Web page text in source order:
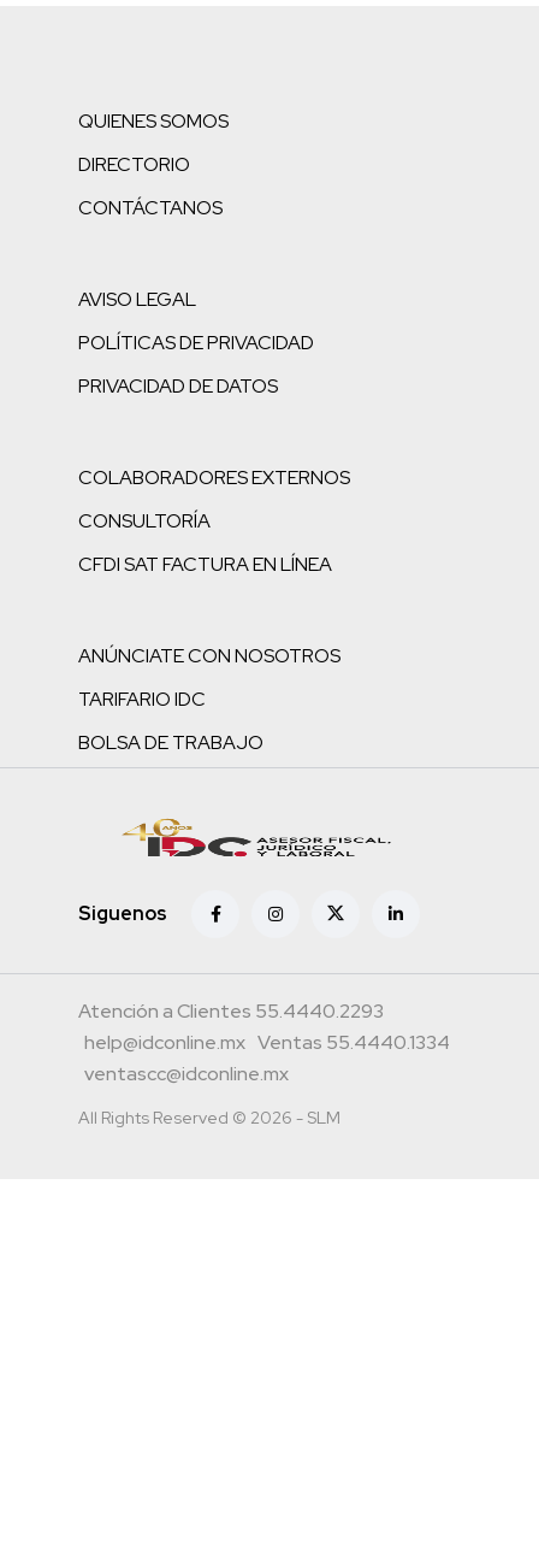
QUIENES SOMOS
DIRECTORIO
CONTÁCTANOS
AVISO LEGAL
POLÍTICAS DE PRIVACIDAD
PRIVACIDAD DE DATOS
COLABORADORES EXTERNOS
CONSULTORÍA
CFDI SAT FACTURA EN LÍNEA
ANÚNCIATE CON NOSOTROS
TARIFARIO IDC
BOLSA DE TRABAJO
Siguenos
Atención a Clientes 55.4440.2293
help@idconline.mx Ventas 55.4440.1334
ventascc@idconline.mx
All Rights Reserved © 2026 - SLM